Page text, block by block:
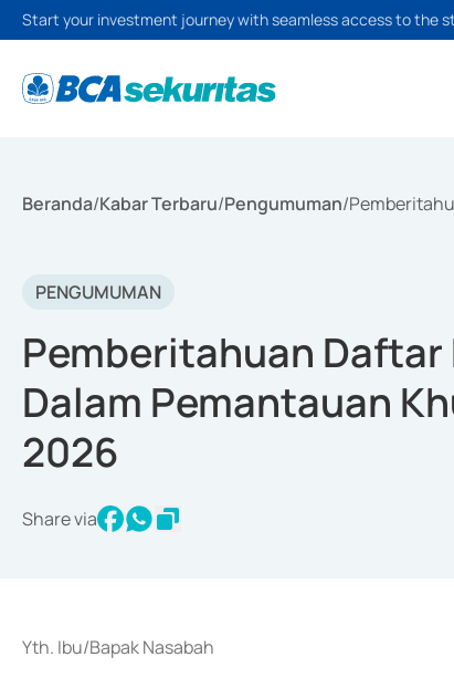
Start your investment journey with seamless access to the
Beranda/Kabar Terbaru/Pengumuman/
PENGUMUMAN
Pemberitahuan
Dalam Pemantauan
2026
Share via
Yth. Ibu/Bapak Nasabah